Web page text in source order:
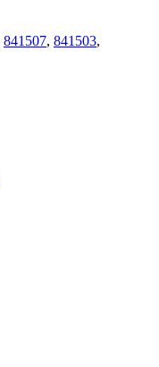
841507, 841503,